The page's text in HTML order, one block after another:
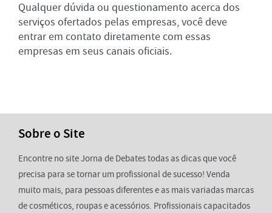
Qualquer dúvida ou questionamento acerca dos
serviços ofertados pelas empresas, você deve
entrar em contato diretamente com essas
empresas em seus canais oficiais.
Sobre o Site
Encontre no site Jorna de Debates todas as dicas que você
precisa para se tornar um profissional de sucesso! Venda
muito mais, para pessoas diferentes e as mais variadas marcas
de cosméticos, roupas e acessórios. Profissionais capacitados